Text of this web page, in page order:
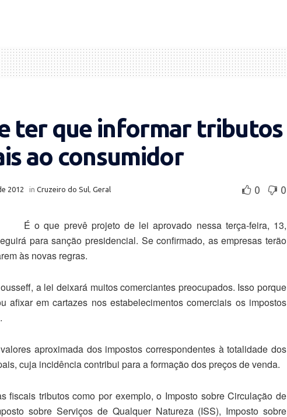
ter que informar tributos
ao consumidor
2012 in Cruzeiro do Sul, Geral 0 0
É o que prevê projeto de lei aprovado nessa terça-feira, 13,
para sanção presidencial. Se confirmado, as empresas terão
às novas regras.
a lei deixará muitos comerciantes preocupados. Isso porque
afixar em cartazes nos estabelecimentos comerciais os impostos
aproximada dos impostos correspondentes à totalidade dos
cuja incidência contribui para a formação dos preços de venda.
fiscais tributos como por exemplo, o Imposto sobre Circulação de
sobre Serviços de Qualquer Natureza (ISS), Imposto sobre